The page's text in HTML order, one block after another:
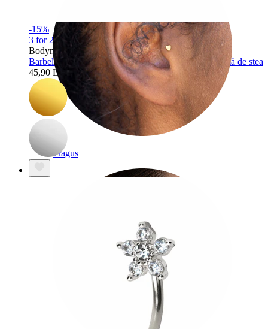
Tragus
-15%
3 for 2
Bodymod Premium
Barbell curbată din titan cu pietre din zirconiu în formă de stea
45,90 Lei
54,00 Lei